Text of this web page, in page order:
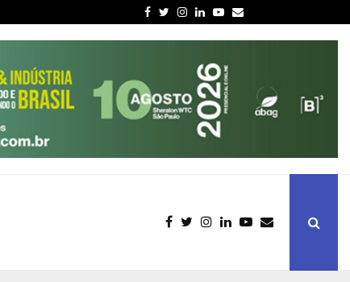
Facebook
Twitter
Instagram
LinkedinYoutube
Email